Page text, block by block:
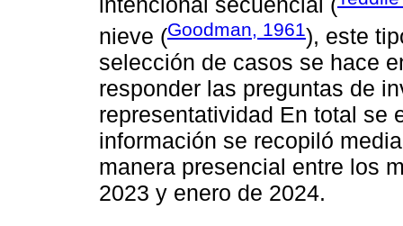
nieve (Goodman, 1961), este
selección de casos se hace
responder las preguntas de
representatividad En total se
información se recopiló
manera presencial entre los
2023 y enero de 2024.